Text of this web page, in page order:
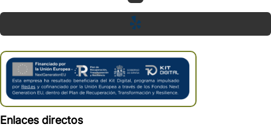
Enlaces directos